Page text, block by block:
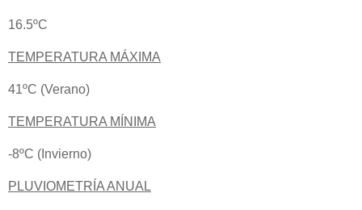
16.5ºC
TEMPERATURA MÁXIMA
41ºC (Verano)
TEMPERATURA MÍNIMA
-8ºC (Invierno)
PLUVIOMETRÍA ANUAL